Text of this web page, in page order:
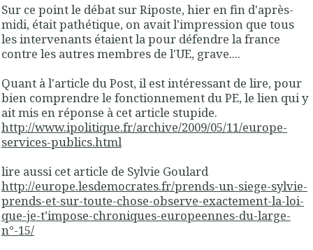
Sur ce point le débat sur Riposte, hier en fin d'après-
midi, était pathétique, on avait l'impression que tous
les intervenants étaient la pour défendre la france
contre les autres membres de l'UE, grave....
Quant à l'article du Post, il est intéressant de lire, pour
bien comprendre le fonctionnement du PE, le lien qui y
ait mis en réponse à cet article stupide.
http://www.ipolitique.fr/archive/2009/05/11/europe-
services-publics.html
lire aussi cet article de Sylvie Goulard
http://europe.lesdemocrates.fr/prends-un-siege-sylvie-
prends-et-sur-toute-chose-observe-exactement-la-loi-
que-je-t’impose-chroniques-europeennes-du-large-
n°-15/